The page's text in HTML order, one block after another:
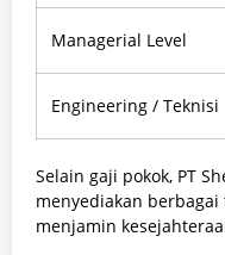
Managerial Level
Engineering / Teknisi
Selain gaji pokok, PT
menyediakan
menjamin